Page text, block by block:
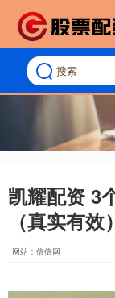
凯耀配资 3
（真实有效）
网站：倍倍网